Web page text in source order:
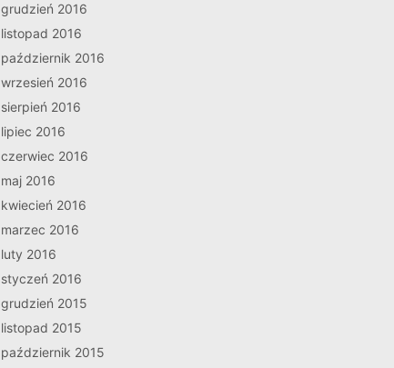
grudzień 2016
listopad 2016
październik 2016
wrzesień 2016
sierpień 2016
lipiec 2016
czerwiec 2016
maj 2016
kwiecień 2016
marzec 2016
luty 2016
styczeń 2016
grudzień 2015
listopad 2015
październik 2015